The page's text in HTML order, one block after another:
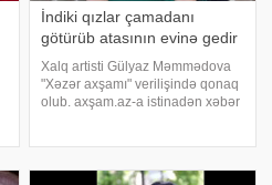
İndiki qızlar çamadanı
götürüb atasının evinə gedir
Xalq artisti Gülyaz Məmmədova
"Xəzər axşamı" verilişində qonaq
olub. axşam.az-a istinadən xəbər
onun qulluğunda dursun